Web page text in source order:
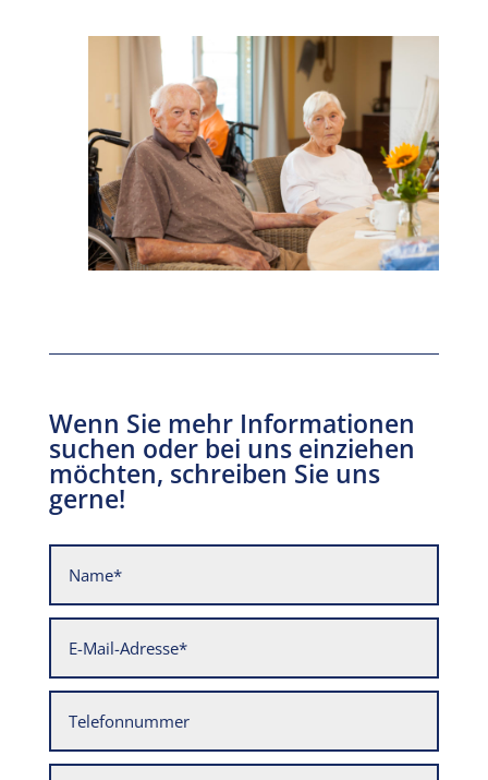
Wenn Sie mehr Informationen
suchen oder bei uns einziehen
möchten, schreiben Sie uns
gerne!